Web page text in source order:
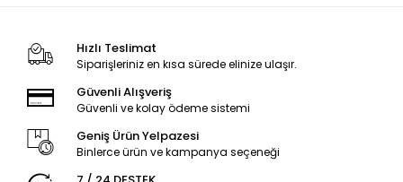
Hızlı Teslimat
Siparişleriniz en kısa sürede elinize ulaşır.
Güvenli Alışveriş
Güvenli ve kolay ödeme sistemi
Geniş Ürün Yelpazesi
Binlerce ürün ve kampanya seçeneği